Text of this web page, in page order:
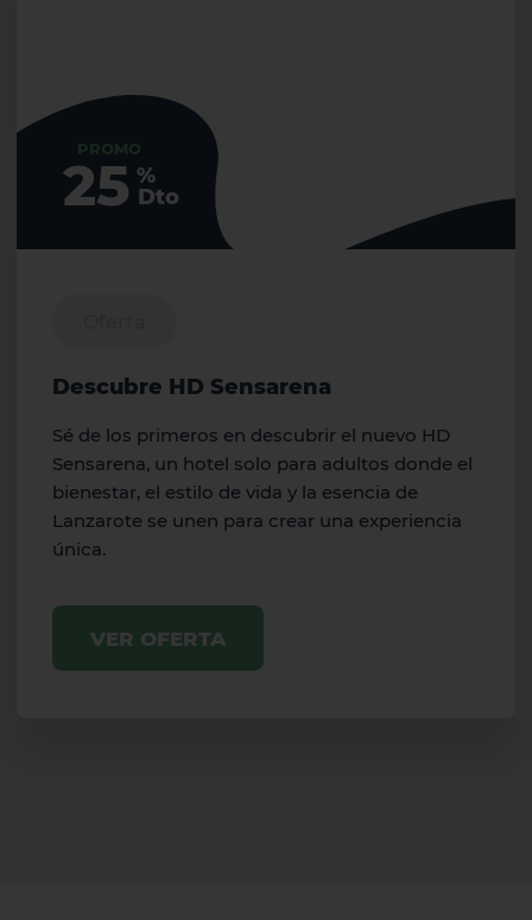
PROMO
25 %
Dto
Descubre HD Sensarena
Sé de los primeros en descubrir el nuevo HD
Sensarena, un hotel solo para adultos donde el
bienestar, el estilo de vida y la esencia de
Lanzarote se unen para crear una experiencia
única.
VER OFERTA